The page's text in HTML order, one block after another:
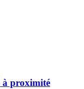
à proximité